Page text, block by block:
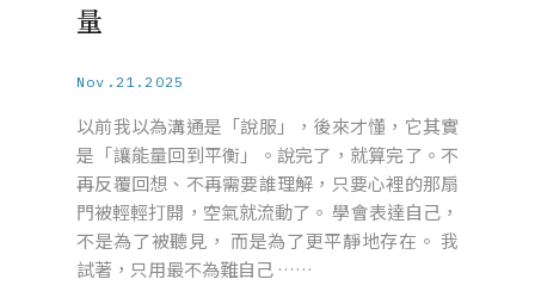
量
Nov.21.2025
以前我以為溝通是「說服」，後來才懂，它其實
是「讓能量回到平衡」。說完了，就算完了。不
再反覆回想、不再需要誰理解，只要心裡的那扇
門被輕輕打開，空氣就流動了。 學會表達自己，
不是為了被聽見， 而是為了更平靜地存在。 我
試著，只用最不為難自己 ……